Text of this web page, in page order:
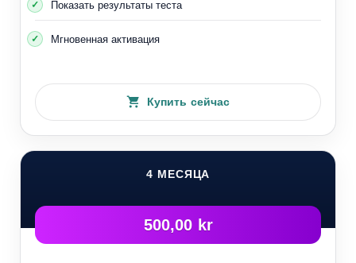
Показать результаты теста
Мгновенная активация
Купить сейчас
4 МЕСЯЦА
500,00 kr